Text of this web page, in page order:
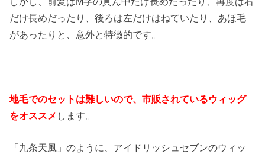
だけ長めだったり、後ろは左だけはねていたり、あほ毛
があったりと、意外と特徴的です。
地毛でのセットは難しいので、市販されているウィッグ
をオススメ します。
「九条天風」のように、アイドリッシュセブンのウィッ